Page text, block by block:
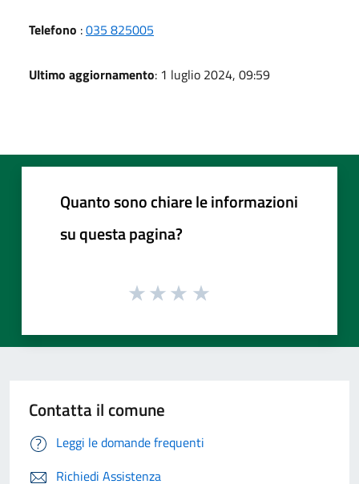
Telefono :035 825005
Ultimo aggiornamento: 1 luglio 2024, 09:59
Quanto sono chiare le informazioni
su questa pagina?
Contatta il comune
Leggi le domande frequenti
Richiedi Assistenza